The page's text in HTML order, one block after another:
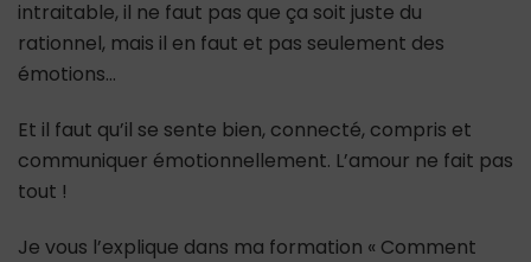
intraitable, il ne faut pas que ça soit juste du
rationnel, mais il en faut et pas seulement des
émotions…
Et il faut qu’il se sente bien, connecté, compris et
communiquer émotionnellement. L’amour ne fait pas
tout !
Je vous l’explique dans ma formation « Comment